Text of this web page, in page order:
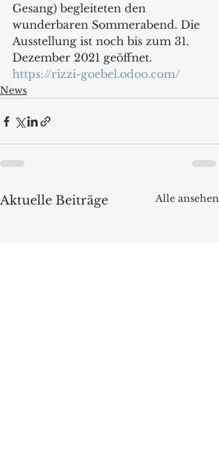
Gesang) begleiteten den
wunderbaren Sommerabend. Die
Ausstellung ist noch bis zum 31.
Dezember 2021 geöffnet.
https://rizzi-goebel.odoo.com/
News
Aktuelle Beiträge Alle ansehen